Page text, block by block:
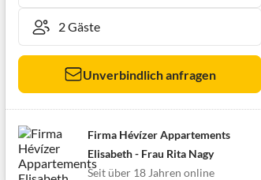
Unverbindlich anfragen
Firma Hévízer Appartements
Elisabeth - Frau Rita Nagy
Seit über 18 Jahren online